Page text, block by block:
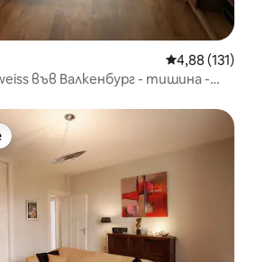
Средна
4,88 (131)
във Валкенбург - тишина -